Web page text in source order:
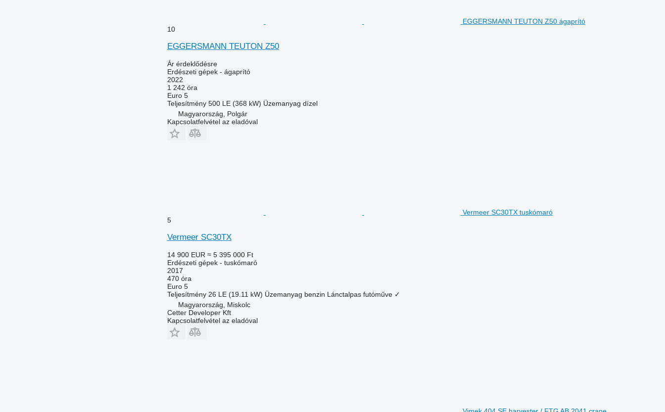
EGGERSMANN TEUTON Z50 ágaprító
10
EGGERSMANN TEUTON Z50
Ár érdeklődésre
Erdészeti gépek - ágaprító
2022
1 242 óra
Euro 5
Teljesítmény 500 LE (368 kW) Üzemanyag dízel
Magyarország, Polgár
Kapcsolatfelvétel az eladóval
Vermeer SC30TX tuskómaró
5
Vermeer SC30TX
14 900 EUR ≈ 5 395 000 Ft
Erdészeti gépek - tuskómaró
2017
470 óra
Euro 5
Teljesítmény 26 LE (19.11 kW) Üzemanyag benzin Lánctalpas futóműve ✓
Magyarország, Miskolc
Cetter Developer Kft
Kapcsolatfelvétel az eladóval